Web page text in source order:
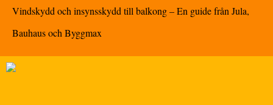
Vindskydd och insynsskydd till balkong – En guide från Jula,
Bauhaus och Byggmax